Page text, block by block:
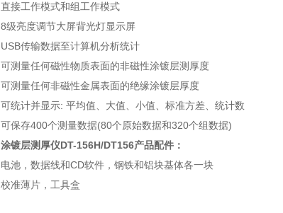
直接工作模式和组工作模式
8级亮度调节大屏背光灯显示屏
USB传输数据至计算机分析统计
可测量任何磁性物质表面的非磁性涂镀层测厚度
可测量任何非磁性金属表面的绝缘涂镀层厚度
可统计并显示: 平均值、大值、小值、标准方差、统计数
可保存400个测量数据(80个原始数据和320个组数据)
涂镀层测厚仪DT-156H/DT156产品配件：
电池，数据线和CD软件，钢铁和铝块基体各一块
校准薄片，工具盒